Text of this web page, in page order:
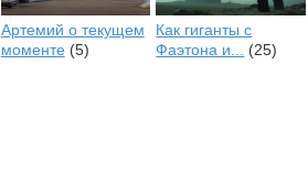
Артемий о текущем
моменте (5)
Как гиганты с
Фаэтона и... (25)